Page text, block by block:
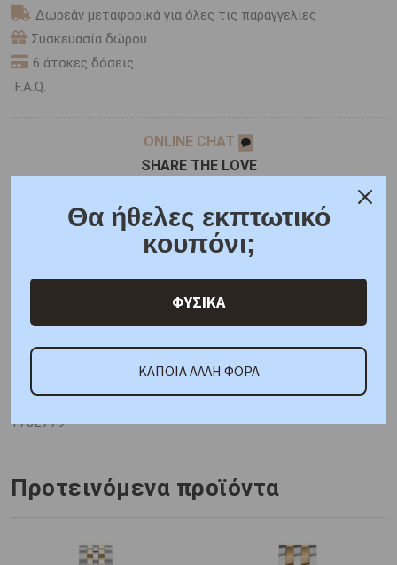
Δωρεάν μεταφορικά για όλες τις παραγγελίες
Συσκευασία δώρου
6 άτοκες δόσεις
F.A.Q.
ONLINE CHAT
SHARE THE LOVE
Χαρακτηριστικά Χαρακτηριστικά Ρολογιών
Γιατί εμάς Ρωτήστε μας Κριτικές
ΚΑΤΟΠΙΝ ΠΑΡΑΓΓΕΛΙΑΣ
Κωδικός Προμηθευτή:
1782779
Προτεινόμενα προϊόντα
Θα ήθελες εκπτωτικό
κουπόνι;
ΦΥΣΙΚΑ
ΚΑΠΟΙΑ ΑΛΛΗ ΦΟΡΑ